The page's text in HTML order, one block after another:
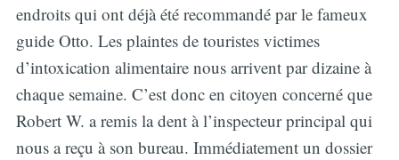
endroits qui ont déjà été recommandé par le fameux
guide Otto. Les plaintes de touristes victimes
d’intoxication alimentaire nous arrivent par dizaine à
chaque semaine. C’est donc en citoyen concerné que
Robert W. a remis la dent à l’inspecteur principal qui
nous a reçu à son bureau. Immédiatement un dossier